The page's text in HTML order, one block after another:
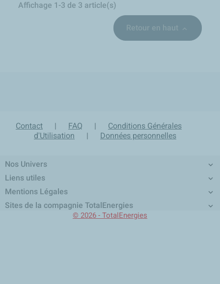
Affichage 1-3 de 3 article(s)
Retour en haut 
Contact | FAQ |
Conditions Générales
d'Utilisation
| Données personnelles
Nos Univers 
Liens utiles 
Mentions Légales 
Sites de la compagnie TotalEnergies

© 2026 - TotalEnergies